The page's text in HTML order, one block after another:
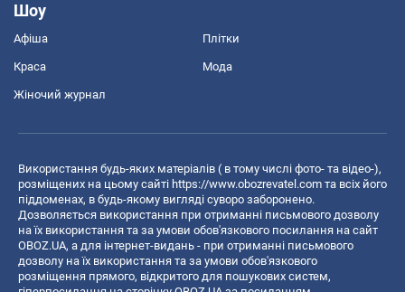
Шоу
Афіша Плітки
Краса Мода
Жіночий журнал
Використання будь-яких матеріалів ( в тому числі фото- та відео-),
розміщених на цьому сайті https://www.obozrevatel.com та всіх його
піддоменах, в будь-якому вигляді суворо заборонено.
Дозволяється використання при отриманні письмового дозволу
на їх використання та за умови обов'язкового посилання на сайт
OBOZ.UA, а для інтернет-видань - при отриманні письмового
дозволу на їх використання та за умови обов'язкового
розміщення прямого, відкритого для пошукових систем,